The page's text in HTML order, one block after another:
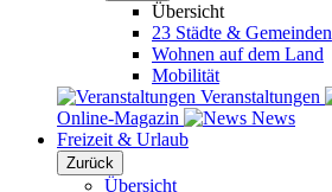
Übersicht
23 Städte & Gemeinden
Wohnen auf dem Land
Mobilität
Veranstaltungen
Online-Magazin
News
Freizeit & Urlaub
Zurück
Übersicht